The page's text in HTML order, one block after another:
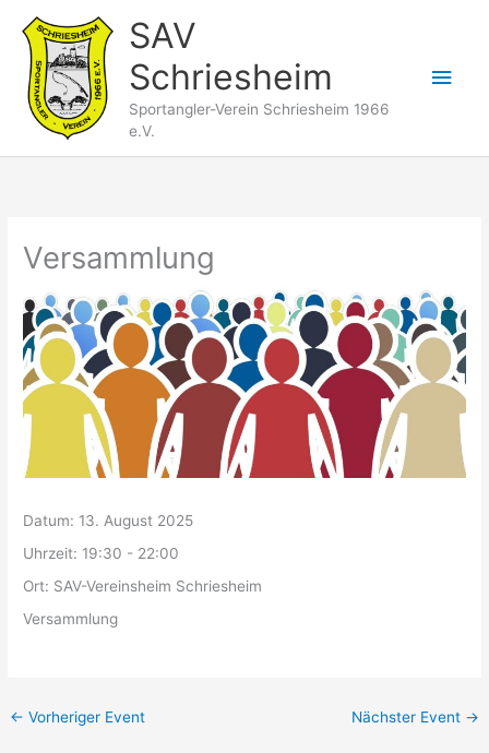
Inhalt
springen
SAV
Schriesheim
Sportangler-Verein Schriesheim 1966
e.V.
Versammlung
Datum: 13. August 2025
Uhrzeit: 19:30 - 22:00
Ort: SAV-Vereinsheim Schriesheim
Versammlung
← Vorheriger Event Nächster Event →